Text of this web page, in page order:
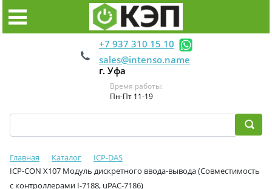
+7 937 310 15 10
sales@intenso.name
г. Уфа
Время работы:
Пн-Пт 11-19
Главная Каталог
ICP-DAS
ICP-CON X107 Модуль дискретного ввода-вывода (Совместимость
с контроллерами I-7188, uPAC-7186)